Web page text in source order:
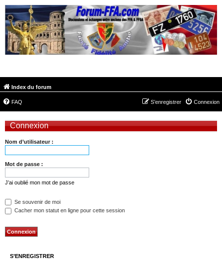
Index du forum
FAQ Connexion
S’enregistrer
Connexion
Nom d’utilisateur :
Mot de passe :
J’ai oublié mon mot de passe
Se souvenir de moi
Cacher mon statut en ligne pour cette session
S’ENREGISTRER